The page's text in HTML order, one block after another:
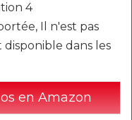
4
Il n'est pas
dans les
en Amazon